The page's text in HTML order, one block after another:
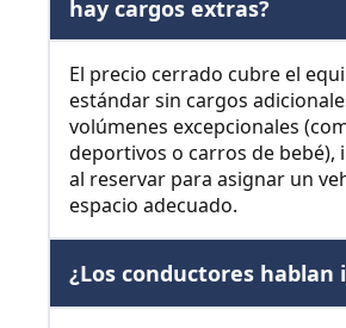
hay cargos extras?
El precio cerrado cubre el
estándar sin cargos
volúmenes excepcionales
deportivos o carros de bebé),
al reservar para asignar un
espacio adecuado.
¿Los conductores hablan